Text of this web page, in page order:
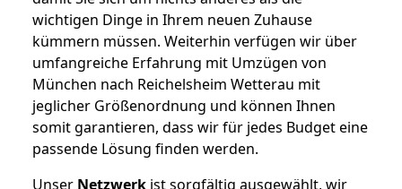
wichtigen Dinge in Ihrem neuen Zuhause
kümmern müssen. Weiterhin verfügen wir über
umfangreiche Erfahrung mit Umzügen von
München nach Reichelsheim Wetterau mit
jeglicher Größenordnung und können Ihnen
somit garantieren, dass wir für jedes Budget eine
passende Lösung finden werden.
Unser Netzwerk ist sorgfältig ausgewählt, wir